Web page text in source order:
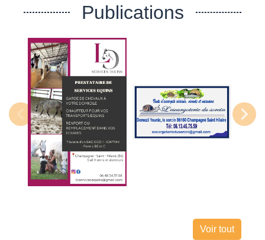
Publications
Voir tout